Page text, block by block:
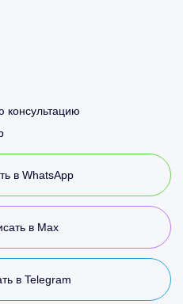
консультацию
в WhatsApp
в Max
в Telegram